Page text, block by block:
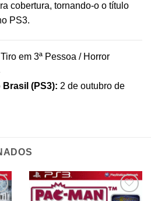
cobertura, tornando-o o título
PS3.
em 3ª Pessoa / Horror
Brasil (PS3): 2 de outubro de